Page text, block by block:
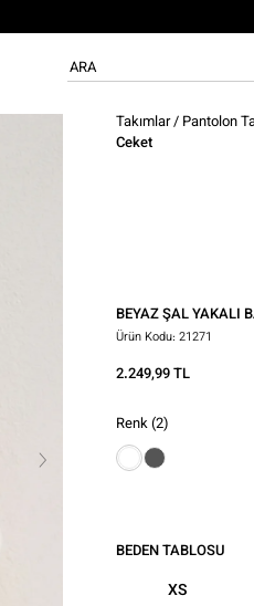
Takımlar/ Pantolon
Ceket
BEYAZ ŞAL YAKALI
Ürün Kodu: 21271
2.249,99 TL
Renk(2)
BEDEN TABLOSU
XS